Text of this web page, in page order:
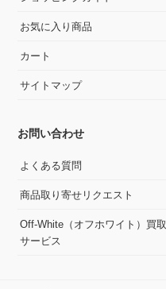
お気に入り商品
カート
サイトマップ
お問い合わせ
よくある質問
商品取り寄せリクエスト
Off-White（オフホワイト）買取
サービス